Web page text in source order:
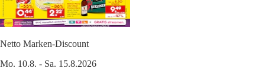
Netto Marken-Discount
Mo. 10.8. - Sa. 15.8.2026